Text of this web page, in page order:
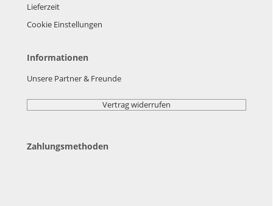
Lieferzeit
Cookie Einstellungen
Informationen
Unsere Partner & Freunde
Vertrag widerrufen
Zahlungsmethoden